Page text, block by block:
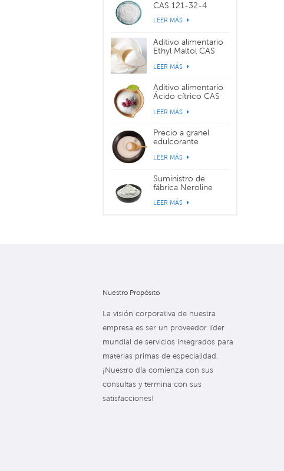
CAS 121-32-4
LEER MÁS
Aditivo alimentario
Ethyl Maltol CAS
LEER MÁS
Aditivo alimentario
Ácido cítrico CAS
LEER MÁS
Precio a granel
edulcorante
sucralosa CAS
LEER MÁS
Suministro de
fábrica Neroline
04-9
LEER MÁS
Nuestro Propósito
La visión corporativa de nuestra
empresa es ser un proveedor líder
mundial de servicios integrados para
materias primas de especialidad.
¡Nuestro día comienza con sus
consultas y termina con sus
satisfacciones!